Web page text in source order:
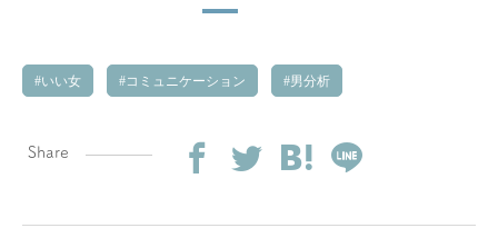
いい女 コミュニケーション 男分析
Share